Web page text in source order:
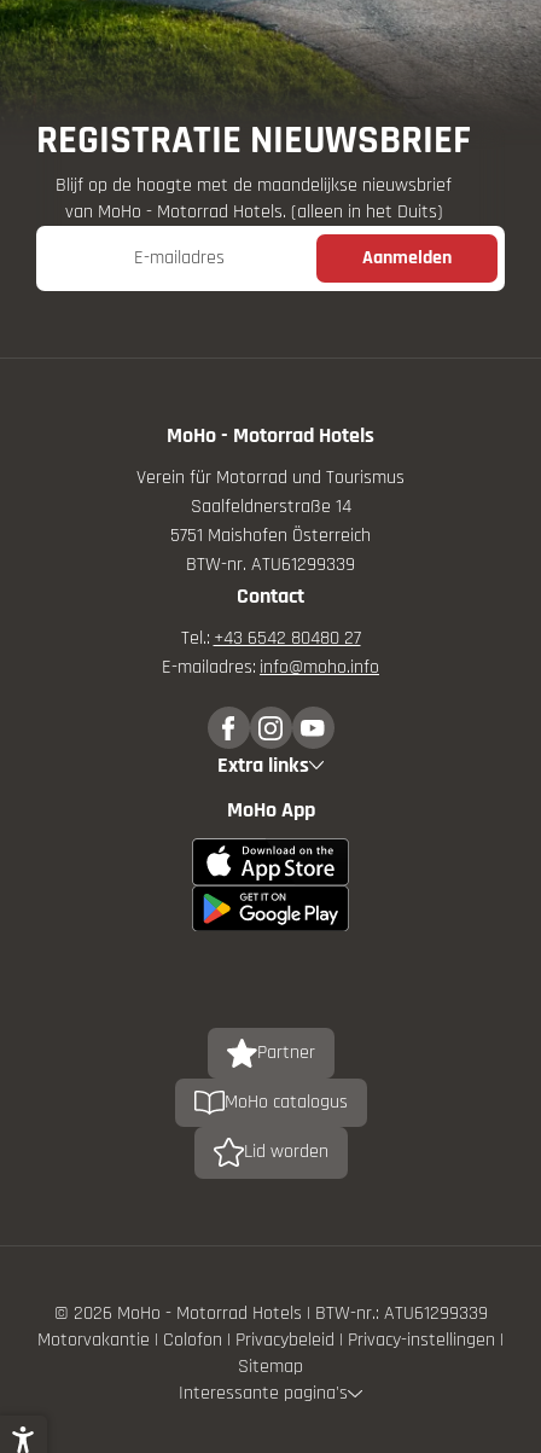
REGISTRATIE NIEUWSBRIEF
Blijf op de hoogte met de maandelijkse nieuwsbrief
van MoHo - Motorrad Hotels. (alleen in het Duits)
E-mailadres
Aanmelden
MoHo - Motorrad Hotels
Verein für Motorrad und Tourismus
Saalfeldnerstraße 14
5751 Maishofen Österreich
BTW-nr. ATU61299339
Contact
Tel.:+43 6542 80480 27
E-mailadres:info@moho.info
Extra links
MoHo App
Partner
MoHo catalogus
Lid worden
© 2026 MoHo - Motorrad Hotels | BTW-nr.: ATU61299339
Motorvakantie | Colofon | Privacybeleid | Privacy-instellingen |
Sitemap
Interessante pagina's